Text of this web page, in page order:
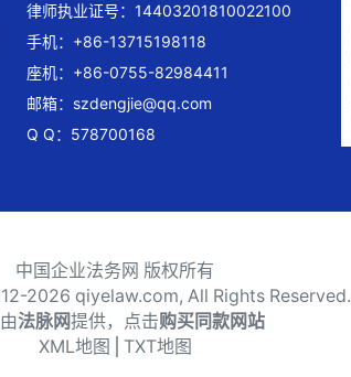
律师执业证号：14403201810022100
手机：+86-13715198118
座机：+86-0755-82984411
邮箱： szdengjie@qq.com
Q Q：578700168
中国企业法务网 版权所有
2026 qiyelaw.com, All Rights Reserved.
法脉网提供，点击购买同款网站
XML地图 TXT地图